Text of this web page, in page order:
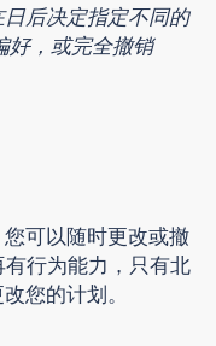
后决定指定不同的
好，或完全撤销
可以随时更改或撤
行为能力，只有北
您的计划。